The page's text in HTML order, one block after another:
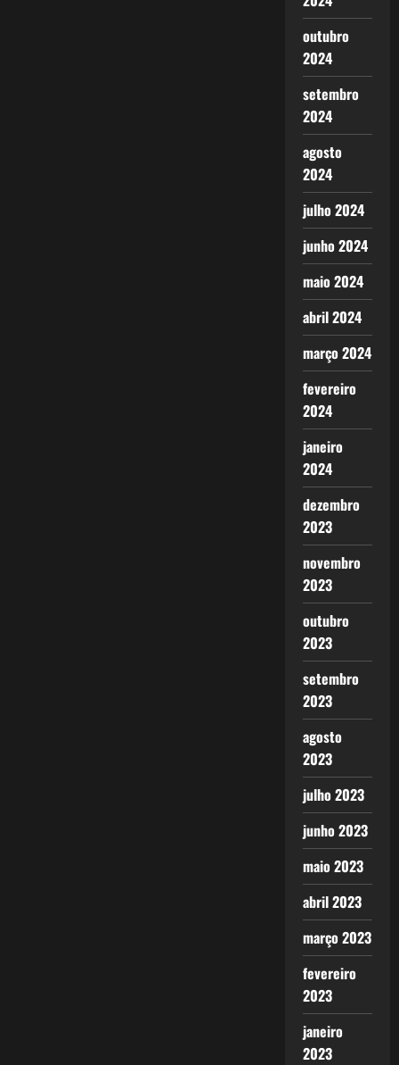
outubro
2024
setembro
2024
agosto
2024
julho 2024
junho 2024
maio 2024
abril 2024
março 2024
fevereiro
2024
janeiro
2024
dezembro
2023
novembro
2023
outubro
2023
setembro
2023
agosto
2023
julho 2023
junho 2023
maio 2023
abril 2023
março 2023
fevereiro
2023
janeiro
2023